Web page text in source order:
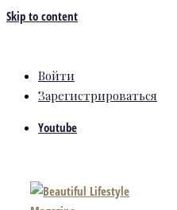
Skip to content
Войти
Зарегистрироваться
Youtube